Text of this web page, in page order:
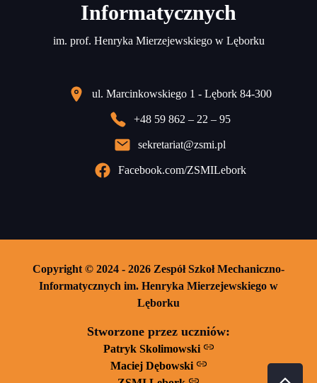
Informatycznych
im. prof. Henryka Mierzejewskiego w Lęborku
ul. Marcinkowskiego 1 - Lębork 84-300
+48 59 862 – 22 – 95
sekretariat@zsmi.pl
Facebook.com/ZSMILebork
Copyright © 2024 - 2026 Zespół Szkoł Mechaniczno-
Informatycznych im. Henryka Mierzejewskiego w
Lęborku
Stworzone przez uczniów:
Patryk Skolimowski
Maciej Dębowski